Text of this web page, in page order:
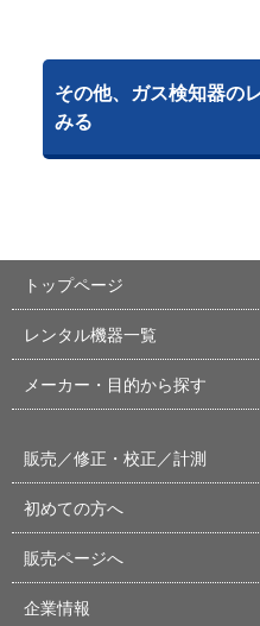
その他、ガス検知器の
みる
トップページ
レンタル機器一覧
メーカー・目的から探す
販売／修正・校正／計測
初めての方へ
販売ページへ
企業情報